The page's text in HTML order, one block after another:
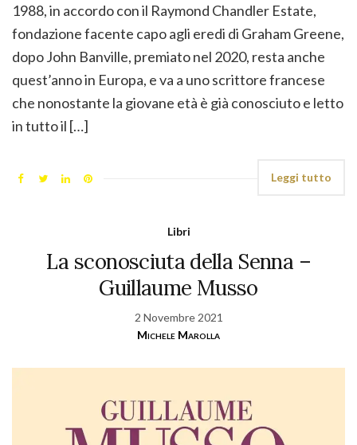
1988, in accordo con il Raymond Chandler Estate,
fondazione facente capo agli eredi di Graham Greene,
dopo John Banville, premiato nel 2020, resta anche
quest’anno in Europa, e va a uno scrittore francese
che nonostante la giovane età è già conosciuto e letto
in tutto il […]
Leggi tutto
Libri
La sconosciuta della Senna –
Guillaume Musso
2 Novembre 2021
Michele Marolla